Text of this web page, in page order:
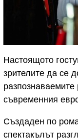
Настоящото
зрителите да се
съвременния
Създаден по
спектакълът